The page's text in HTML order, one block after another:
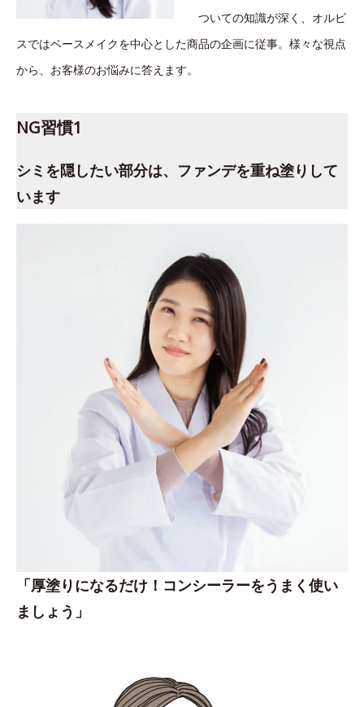
ついての知識が深く、オルビ
スではベースメイクを中心とした商品の企画に従事。様々な視点
から、お客様のお悩みに答えます。
NG習慣1
シミを隠したい部分は、ファンデを重ね塗りして
います
「厚塗りになるだけ！コンシーラーをうまく使い
ましょう」